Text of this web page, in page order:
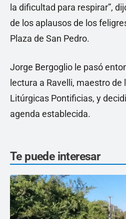
la dificultad para respirar”,
de los aplausos de los
Plaza de San Pedro.
Jorge Bergoglio le pasó
lectura a Ravelli, maestro
Litúrgicas Pontificias, y
agenda establecida.
Te puede interesar